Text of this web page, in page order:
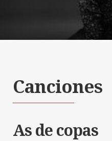
Canciones
As de copas